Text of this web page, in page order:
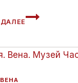
ШВЕЙЦАРСКИЕ